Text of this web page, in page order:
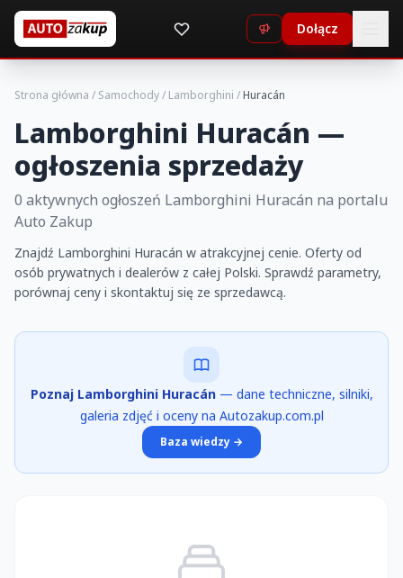
Dołącz
Strona główna / Samochody/ Lamborghini /Huracán
Lamborghini Huracán —
ogłoszenia sprzedaży
0 aktywnych ogłoszeń Lamborghini Huracán na portalu
Auto Zakup
Znajdź Lamborghini Huracán w atrakcyjnej cenie. Oferty od
osób prywatnych i dealerów z całej Polski. Sprawdź parametry,
porównaj ceny i skontaktuj się ze sprzedawcą.
Poznaj Lamborghini Huracán — dane techniczne, silniki,
galeria zdjęć i oceny na Autozakup.com.pl
Baza wiedzy →